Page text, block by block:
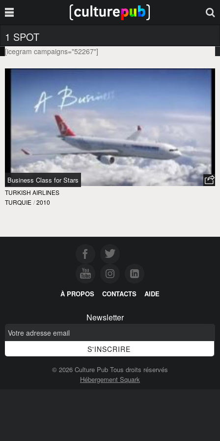
1 SPOT
[icegram campaigns="52267"]
Business Class for Stars
TURKISH AIRLINES
TURQUIE / 2010
À PROPOS CONTACTS AIDE
Newsletter
© 2026 Culture Pub Tous droits réservés
Hébergement Squark